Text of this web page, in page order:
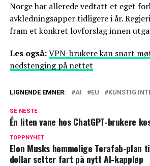
Norge har allerede vedtatt et eget
avkledningsapper tidligere i år.
fram et konkret lovforslag innen
Les også:VPN-brukere kan snart
nedstenging på nettet
LIGNENDE EMNER: AI EU KUNSTIG
SE NESTE
Én liten vane hos ChatGPT-brukere
TOPPNYHET
Elon Musks hemmelige Terafab-plan
dollar setter fart på nytt AI-kappløp